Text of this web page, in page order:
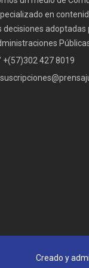
en
decisiones adoptadas
+(57)302 427 8019
Creado y